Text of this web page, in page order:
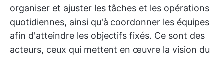
organiser et ajuster les tâches et les opérations
quotidiennes, ainsi qu'à coordonner les équipes
afin d'atteindre les objectifs fixés. Ce sont des
acteurs, ceux qui mettent en œuvre la vision du